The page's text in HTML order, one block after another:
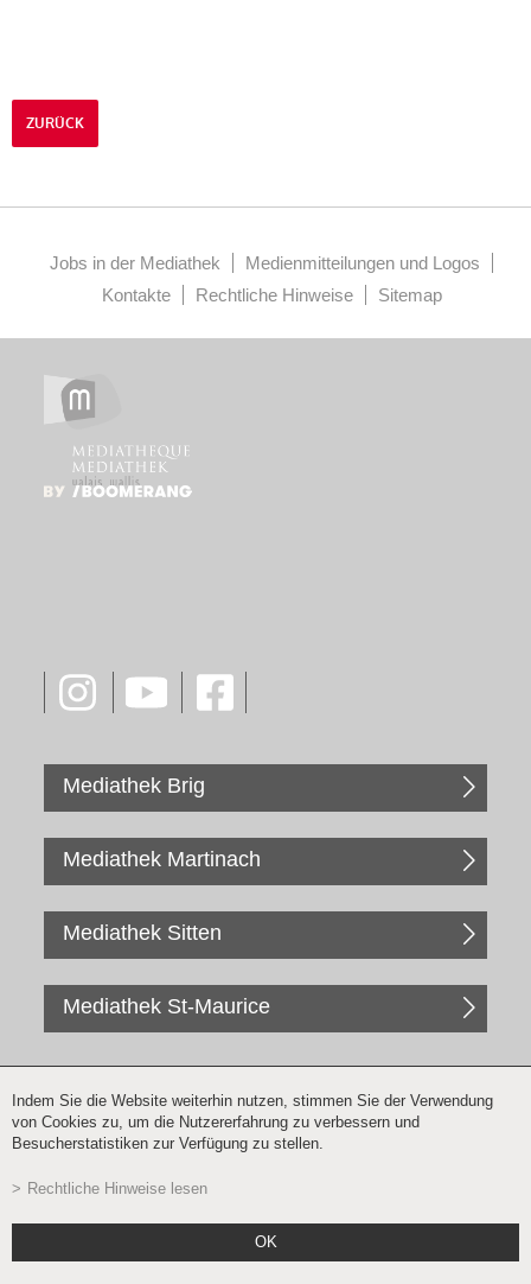
ZURÜCK
Jobs in der Mediathek
Medienmitteilungen und Logos
Kontakte
Rechtliche Hinweise Sitemap
Mediathek Brig
Mediathek Martinach
Mediathek Sitten
Mediathek St-Maurice
Indem Sie die Website weiterhin nutzen, stimmen Sie der Verwendung
von Cookies zu, um die Nutzererfahrung zu verbessern und
Besucherstatistiken zur Verfügung zu stellen.
Rechtliche Hinweise lesen
OK